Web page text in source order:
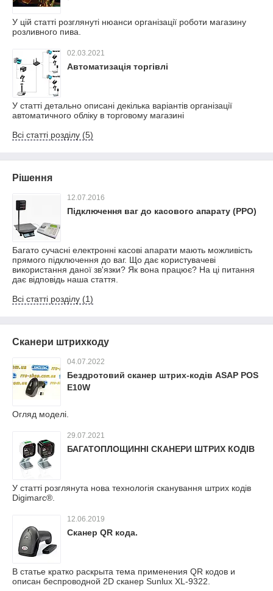
У цій статті розглянуті нюанси організації роботи магазину
розливного пива.
02.03.2021
Автоматизація торгівлі
У статті детально описані декілька варіантів організації
автоматичного обліку в торговому магазині
Всі статті розділу (5)
Рішення
12.07.2016
Підключення ваг до касового апарату (РРО)
Багато сучасні електронні касові апарати мають можливість
прямого підключення до ваг. Що дає користувачеві
використання даної зв'язки? Як вона працює? На ці питання
дає відповідь наша стаття.
Всі статті розділу (1)
Сканери штрихкоду
04.07.2022
Бездротовий сканер штрих-кодів ASAP POS
E10W
Огляд моделі.
29.07.2021
БАГАТОПЛОЩИННІ СКАНЕРИ ШТРИХ КОДІВ
У статті розглянута нова технологія сканування штрих кодів
Digimarc®.
12.06.2019
Сканер QR кода.
В статье кратко раскрыта тема применения QR кодов и
описан беспроводной 2D сканер Sunlux XL-9322.